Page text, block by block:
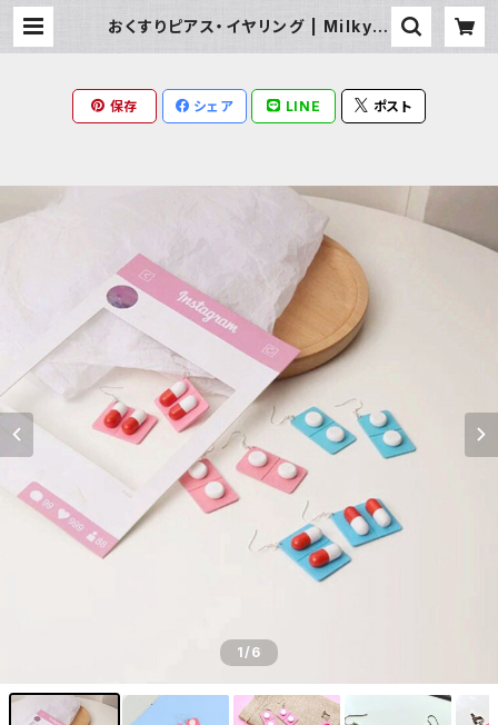
おくすりピアス・イヤリング | Milky R
保存 シェア LINE ポスト
1/6